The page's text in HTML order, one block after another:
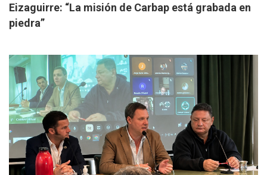
Eizaguirre: “La misión de Carbap está grabada en
piedra”